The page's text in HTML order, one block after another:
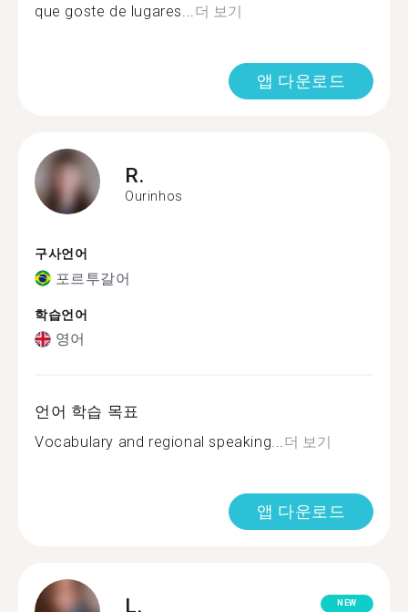
que goste de lugares...더 보기
앱 다운로드
R.
Ourinhos
구사언어
포르투갈어
학습언어
영어
언어 학습 목표
Vocabulary and regional speaking...더 보기
앱 다운로드
L. NEW